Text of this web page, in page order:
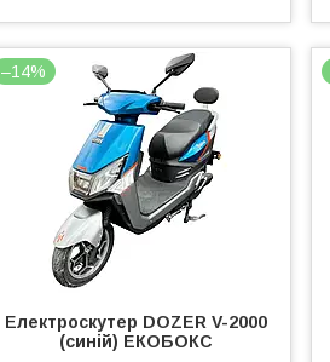
–14%
Електроcкутер DOZER V-2000
(синій) ЕКОБОКС